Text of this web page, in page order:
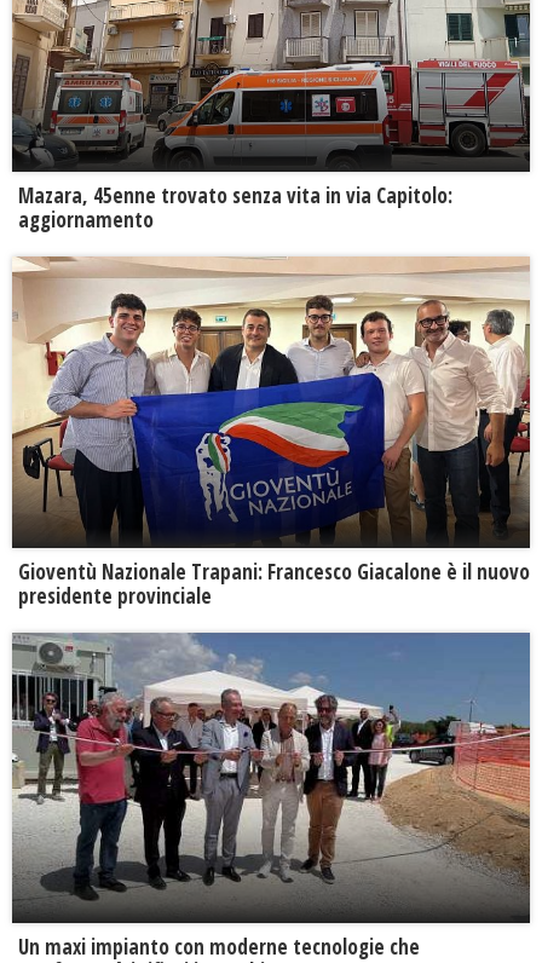
Mazara, 45enne trovato senza vita in via Capitolo:
aggiornamento
Gioventù Nazionale Trapani: Francesco Giacalone è il nuovo
presidente provinciale
Un maxi impianto con moderne tecnologie che